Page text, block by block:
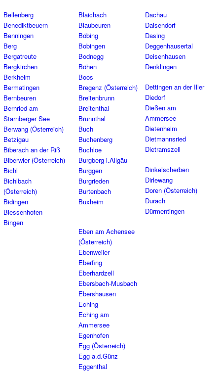
Bellenberg
Benediktbeuern
Benningen
Berg
Bergatreute
Bergkirchen
Berkheim
Bermatingen
Bernbeuren
Bernried am
Starnberger See
Berwang (Österreich)
Betzigau
Biberach an der Riß
Biberwier (Österreich)
Bichl
Bichlbach
(Österreich)
Bidingen
Biessenhofen
Bingen
Blaichach
Blaubeuren
Böbing
Bobingen
Bodnegg
Böhen
Boos
Bregenz (Österreich)
Breitenbrunn
Breitenthal
Brunnthal
Buch
Buchenberg
Buchloe
Burgberg i.Allgäu
Burggen
Burgrieden
Burtenbach
Buxheim
Dachau
Daisendorf
Dasing
Deggenhausertal
Deisenhausen
Denklingen
Dettingen an der Iller
Diedorf
Dießen am
Ammersee
Dietenheim
Dietmannsried
Dietramszell
Dinkelscherben
Dirlewang
Doren (Österreich)
Durach
Dürmentingen
Eben am Achensee
(Österreich)
Ebenweiler
Eberfing
Eberhardzell
Ebersbach-Musbach
Ebershausen
Eching
Eching am
Ammersee
Egenhofen
Egg (Österreich)
Egg a.d.Günz
Eggenthal